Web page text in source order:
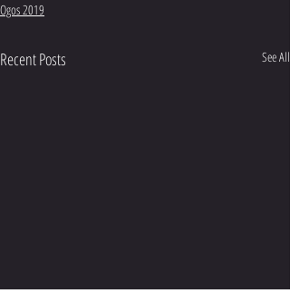
Ogos 2019
Recent Posts See All